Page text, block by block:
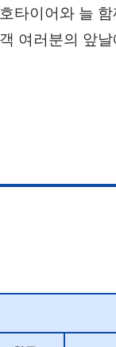
타이어와 늘
여러분의 앞